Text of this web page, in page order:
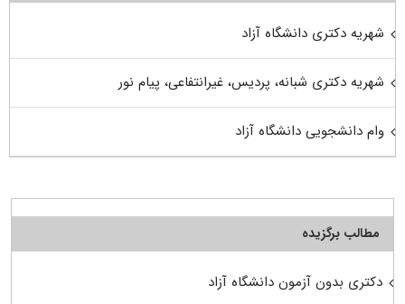
شهریه دکتری دانشگاه آزاد
شهریه دکتری شبانه، پردیس، غیرانتفاعی، پیام نور
وام دانشجویی دانشگاه آزاد
مطالب برگزیده
دکتری بدون آزمون دانشگاه آزاد